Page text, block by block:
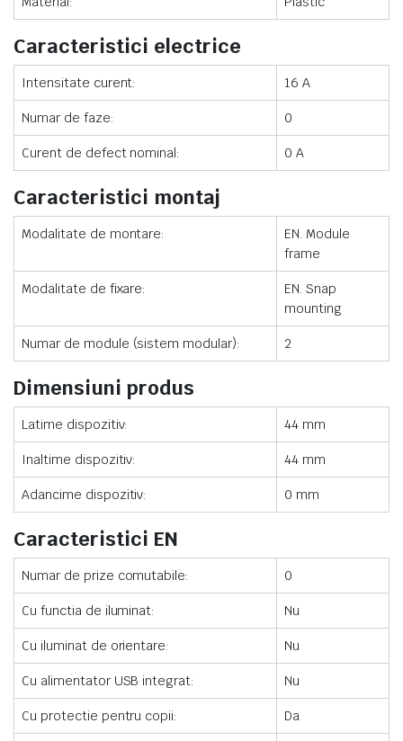
Caracteristici electrice
Intensitate curent: 16 A
Numar de faze: 0
Curent de defect nominal: 0 A
Caracteristici montaj
Modalitate de montare:
EN. Module
frame
Modalitate de fixare:
EN. Snap
mounting
Numar de module (sistem modular): 2
Dimensiuni produs
Latime dispozitiv: 44 mm
Inaltime dispozitiv: 44 mm
Adancime dispozitiv: 0 mm
Caracteristici EN
Numar de prize comutabile: 0
Cu functia de iluminat: Nu
Cu iluminat de orientare: Nu
Cu alimentator USB integrat: Nu
Cu protectie pentru copii: Da